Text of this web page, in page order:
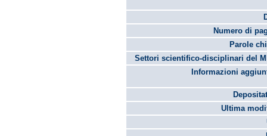
Numero di
Parole
Settori scientifico-disciplinari del
Informazioni
Ultima